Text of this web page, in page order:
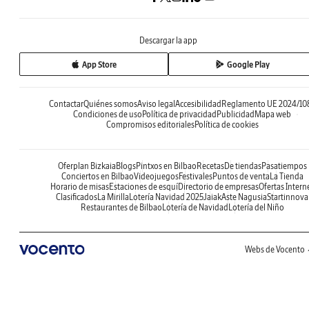
Descargar la app
App Store Google Play
ContactarQuiénes somosAviso legal Accesibilidad Reglamento UE 2024/
Condiciones de uso Política de privacidad Publicidad Mapa web
Compromisos editorialesPolítica de cookies
Oferplan Bizkaia BlogsPintxos en Bilbao RecetasDe tiendasPasatiempos
Conciertos en BilbaoVideojuegosFestivalesPuntos de venta La Tienda
Horario de misasEstaciones de esquíDirectorio de empresasOfertas
ClasificadosLa Mirilla Lotería Navidad 2025JaiakAste NagusiaStartinnova
Restaurantes de Bilbao Lotería de Navidad Lotería del Niño
Webs de Vocento